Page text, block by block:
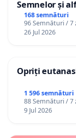
Semnelor și
Republica
168 semnături
96 Semnături / 7
26 Jul 2026
Opriți
1 596 semnături
88 Semnături / 7
9 Jul 2026